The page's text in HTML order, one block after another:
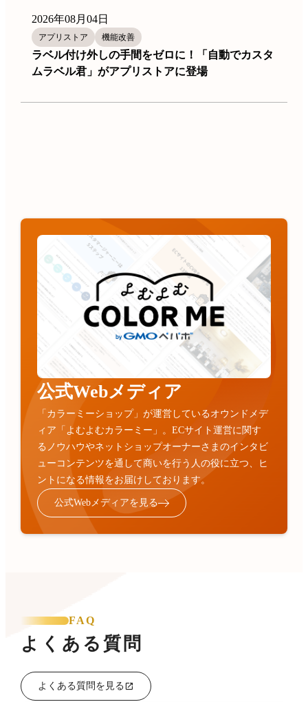
2026年08月04日
アプリストア 機能改善
ラベル付け外しの手間をゼロに！「自動でカスタ
ムラベル君」がアプリストアに登場
公式Webメディア
「カラーミーショップ」が運営しているオウンドメデ
ィア「よむよむカラーミー」。ECサイト運営に関す
るノウハウやネットショップオーナーさまのインタビ
ューコンテンツを通して商いを行う人の役に立つ、ヒ
ントになる情報をお届けしております。
公式Webメディアを見る
FAQ
よくある質問
よくある質問を見る